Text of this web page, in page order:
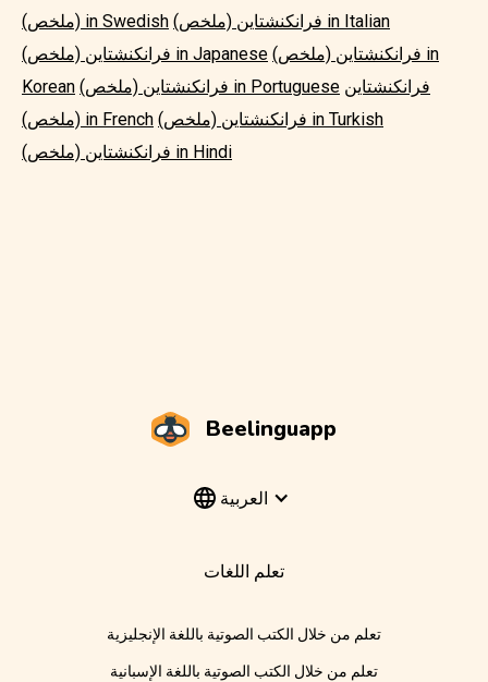
(ملخص) in Swedish
فرانكنشتاين (ملخص) in Italian
فرانكنشتاين (ملخص) in Japanese فرانكنشتاين (ملخص) in
Korean
فرانكنشتاين (ملخص) in Portuguese فرانكنشتاين
(ملخص) in French
فرانكنشتاين (ملخص) in Turkish
فرانكنشتاين (ملخص) in Hindi
Beelinguapp
العربية
تعلم اللغات
تعلم من خلال الكتب الصوتية باللغة الإنجليزية
تعلم من خلال الكتب الصوتية باللغة الإسبانية